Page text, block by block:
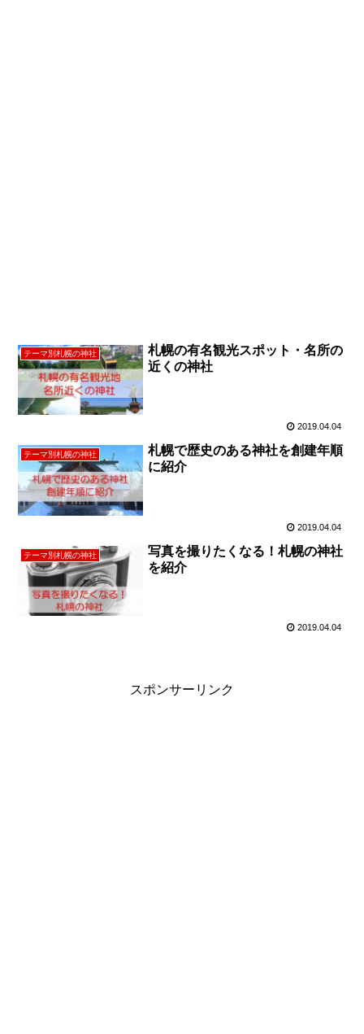
テーマ別札幌の神社
札幌の有名観光スポット・名所の
近くの神社
2019.04.04
テーマ別札幌の神社
札幌で歴史のある神社を創建年順
に紹介
2019.04.04
テーマ別札幌の神社
写真を撮りたくなる！札幌の神社
を紹介
2019.04.04
スポンサーリンク